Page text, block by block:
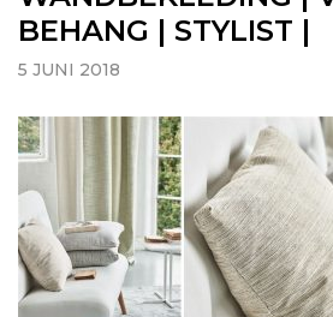
BEHANG | STYLIST |
5 JUNI 2018